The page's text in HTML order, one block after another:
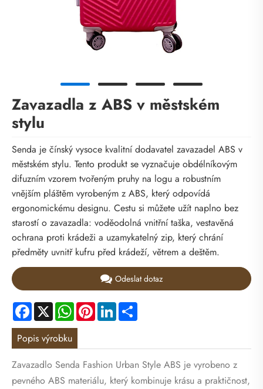
Zavazadla z ABS v městském
stylu
Senda je čínský vysoce kvalitní dodavatel zavazadel ABS v
městském stylu. Tento produkt se vyznačuje obdélníkovým
difuzním vzorem tvořeným pruhy na logu a robustním
vnějším pláštěm vyrobeným z ABS, který odpovídá
ergonomickému designu. Cestu si můžete užít naplno bez
starostí o zavazadla: voděodolná vnitřní taška, vestavěná
ochrana proti krádeži a uzamykatelný zip, který chrání
předměty uvnitř kufru před krádeží, větrem a deštěm.
Odeslat dotaz
Facebook
X WhatsApp
PinterestLinkedIn
Popis výrobku
Zavazadlo Senda Fashion Urban Style ABS je vyrobeno z
pevného ABS materiálu, který kombinuje krásu a praktičnost,